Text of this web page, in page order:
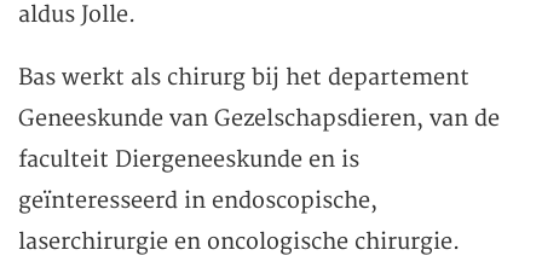
aldus Jolle.
Bas werkt als chirurg bij het departement
Geneeskunde van Gezelschapsdieren, van de
faculteit Diergeneeskunde en is
geïnteresseerd in endoscopische,
laserchirurgie en oncologische chirurgie.